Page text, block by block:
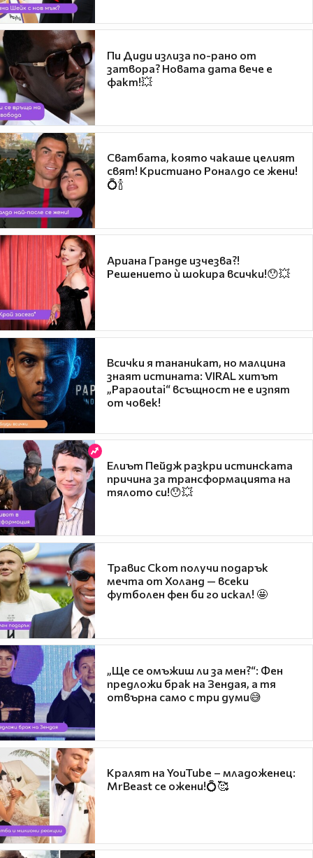
Пи Диди излиза по-рано от
затвора? Новата дата вече е
факт!💥
Сватбата, която чакаше целият
свят! Кристиано Роналдо се жени!
💍🍾
Ариана Гранде изчезва?!
Решението ѝ шокира всички!😯💥
Всички я тананикат, но малцина
знаят истината: VIRAL хитът
„Papaoutai“ всъщност не е изпят
от човек!
Елиът Пейдж разкри истинската
причина за трансформацията на
тялото си!😯💥
Травис Скот получи подарък
мечта от Холанд — всеки
футболен фен би го искал! 🤩
„Ще се омъжиш ли за мен?“: Фен
предложи брак на Зендая, а тя
отвърна само с три думи😅
Кралят на YouTube – младоженец:
MrBeast се ожени!💍🥰